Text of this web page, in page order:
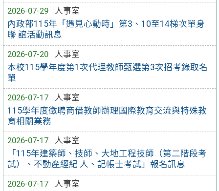
2026-07-29
人事室
內政部115年「遇見心動時」第3、10至14梯次單身
聯 誼活動訊息
2026-07-20
人事室
本校115學年度第1次代理教師甄選第3次招考錄取名
單
2026-07-17
人事室
115學年度徵聘商借教師辦理國際教育交流與特殊教
育相關業務
2026-07-17
人事室
「115年建築師、技師、大地工程技師（第二階段考
試）、不動產經紀 人、記帳士考試」報名訊息
2026-07-17
人事室